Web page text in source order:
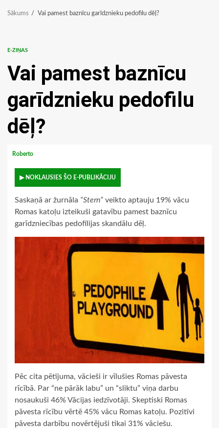
Sākums Vai pamest baznīcu garīdznieku pedofilu dēļ?
E-ZIŅAS
Vai pamest baznīcu
garīdznieku pedofilu
dēļ?
Roberto
▶ NOKLAUSIES ŠO E-PUBLIKĀCIJU
Saskaņā ar žurnāla “Stern” veikto aptauju 19% vācu
Romas katoļu izteikuši gatavību pamest baznīcu
garīdzniecības pedofīlijas skandālu dēļ.
Pēc cita pētījuma, vācieši ir vīlušies Romas pāvesta
rīcībā. Par “ne pārāk labu” un “sliktu” viņa darbu
nosaukuši 46% Vācijas iedzīvotāji. Skeptiski Romas
pāvesta rīcību vērtē 45% vācu Romas katoļu. Pozitīvi
pāvesta darbību novērtējuši tikai 31% vāciešu.